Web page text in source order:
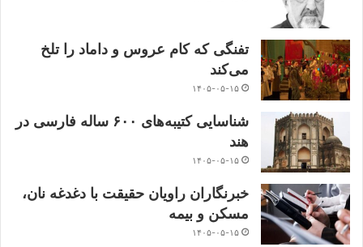
تفنگی که کام عروس و داماد را تلخ
می‌کند
۱۴۰۵-۰۵-۱۵
شناسایی کتیبه‌های ۶۰۰ ساله فارسی در
هند
۱۴۰۵-۰۵-۱۵
خبرنگاران راویان حقیقت با دغدغه نان،
مسکن و بیمه
۱۴۰۵-۰۵-۱۵